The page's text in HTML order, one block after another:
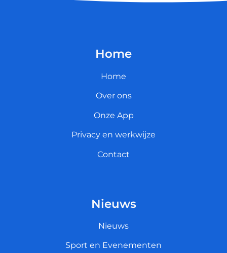
Home
Home
Over ons
Onze App
Privacy en werkwijze
Contact
Nieuws
Nieuws
Sport en Evenementen